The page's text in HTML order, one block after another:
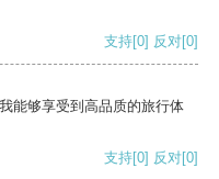
支持[0] 反对[0]
能够享受到高品质的旅行体
支持[0] 反对[0]